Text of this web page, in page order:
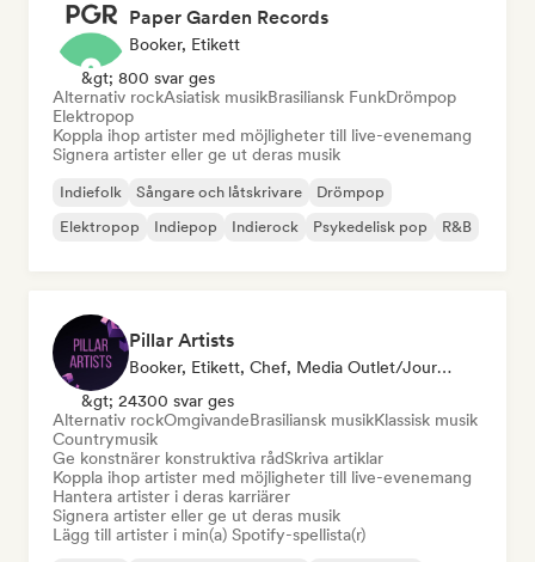
Paper Garden Records
Booker, Etikett
&gt; 800 svar ges
Alternativ rockAsiatisk musikBrasiliansk FunkDrömpop
Elektropop
Koppla ihop artister med möjligheter till live-evenemang
Signera artister eller ge ut deras musik
Indiefolk Sångare och låtskrivare
Drömpop
Elektropop
Indiepop Indierock Psykedelisk pop R&B
Pillar Artists
Booker, Etikett, Chef, Media Outlet/Journalist, Mentor, Curator För Spellistor
&gt; 24300 svar ges
Alternativ rockOmgivandeBrasiliansk musikKlassisk musik
Countrymusik
Ge konstnärer konstruktiva rådSkriva artiklar
Koppla ihop artister med möjligheter till live-evenemang
Hantera artister i deras karriärer
Signera artister eller ge ut deras musik
Lägg till artister i min(a) Spotify-spellista(r)